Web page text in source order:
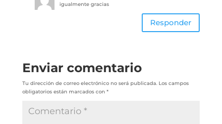
igualmente gracias
Responder
Enviar comentario
Tu dirección de correo electrónico no será publicada. Los campos
obligatorios están marcados con *